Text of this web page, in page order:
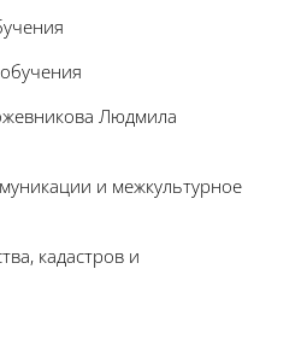
Людмила
и межкультурное
кадастров и